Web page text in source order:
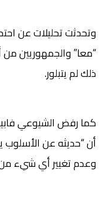
وتحدثت تحليلات عن
“معا” والجمهوريين من
ذلك لم يتبلور.
كما رفض الشيوعي
أن “حديثه عن
وعدم تغيير أي شيء